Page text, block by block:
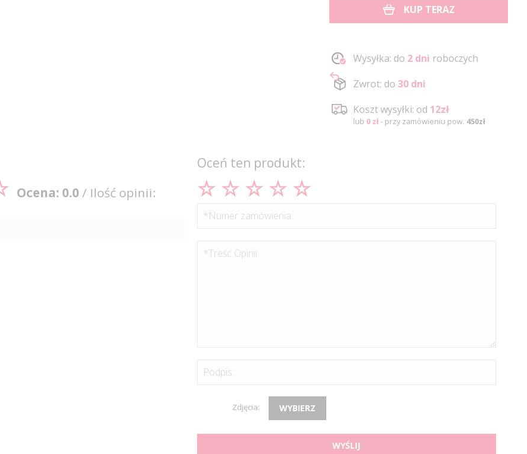
KUP TERAZ
Wysyłka: do 2 dni roboczych
Zwrot: do 30 dni
Koszt wysyłki: od 12zł
lub 0 zł- przy zamówieniu pow. 450zł
Ocena: 0.0 / Ilość opinii:
Oceń ten produkt:
*Numer zamówienia:
*Treść Opinii:
Podpis:
Zdjęcia: WYBIERZ
WYŚLIJ